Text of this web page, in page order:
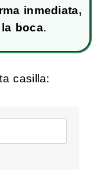
inmediata,
boca.
casilla: